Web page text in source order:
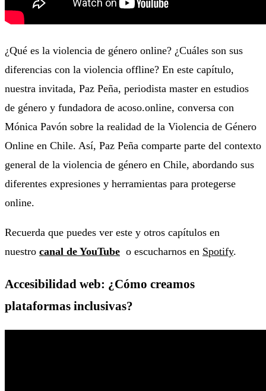
¿Qué es la violencia de género online? ¿Cuáles son sus
diferencias con la violencia offline? En este capítulo,
nuestra invitada, Paz Peña, periodista master en estudios
de género y fundadora de acoso.online, conversa con
Mónica Pavón sobre la realidad de la Violencia de Género
Online en Chile. Así, Paz Peña comparte parte del contexto
general de la violencia de género en Chile, abordando sus
diferentes expresiones y herramientas para protegerse
online.
Recuerda que puedes ver este y otros capítulos en
nuestro canal de YouTube o escucharnos en Spotify.
Accesibilidad web: ¿Cómo creamos
plataformas inclusivas?